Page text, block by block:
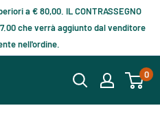
a € 80,00. IL CONTRASSEGNO
7.00 che verrà aggiunto dal venditore
nell'ordine.
0